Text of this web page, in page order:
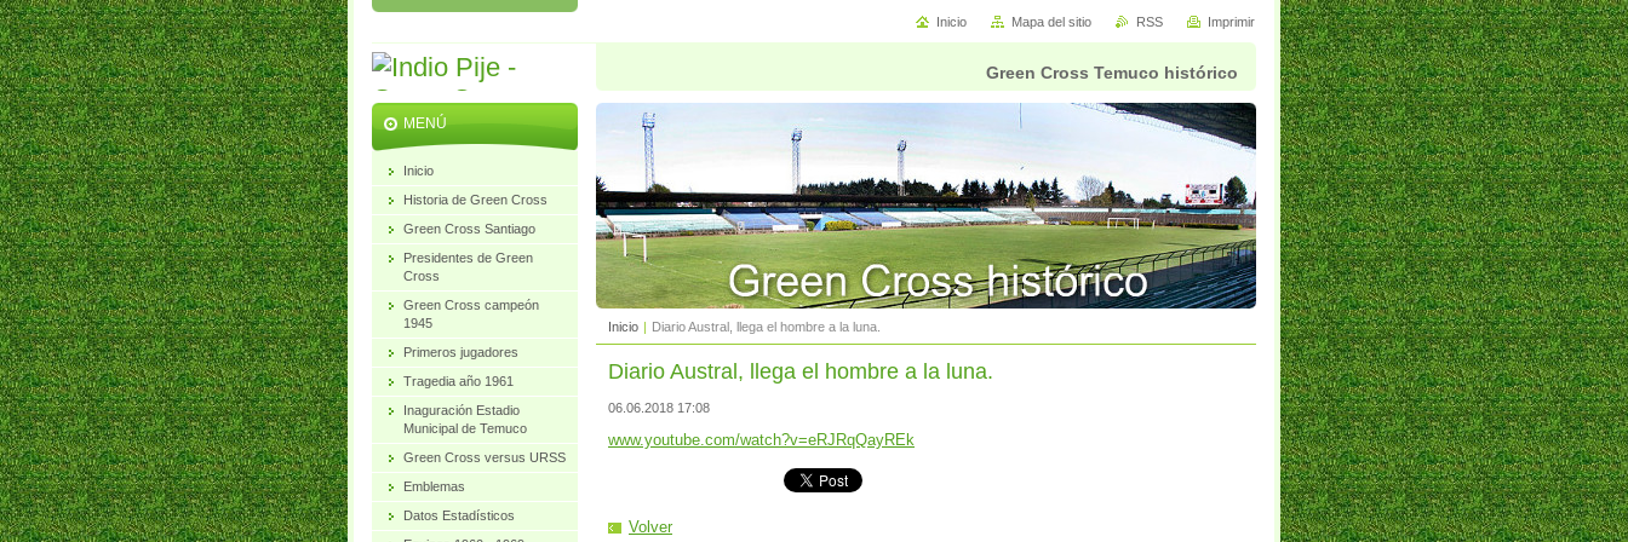
Green Cross Temuco histórico
Inicio | Diario Austral, llega el hombre a la luna.
Diario Austral, llega el hombre a la luna.
06.06.2018 17:08
www.youtube.com/watch?v=eRJRqQayREk
Volver
MENÚ
Inicio
Historia de Green Cross
Green Cross Santiago
Presidentes de Green
Cross
Green Cross campeón
1945
Primeros jugadores
Tragedia año 1961
Inaguración Estadio
Municipal de Temuco
Green Cross versus URSS
Emblemas
Datos Estadísticos
Inicio Mapa del sitio RSS Imprimir